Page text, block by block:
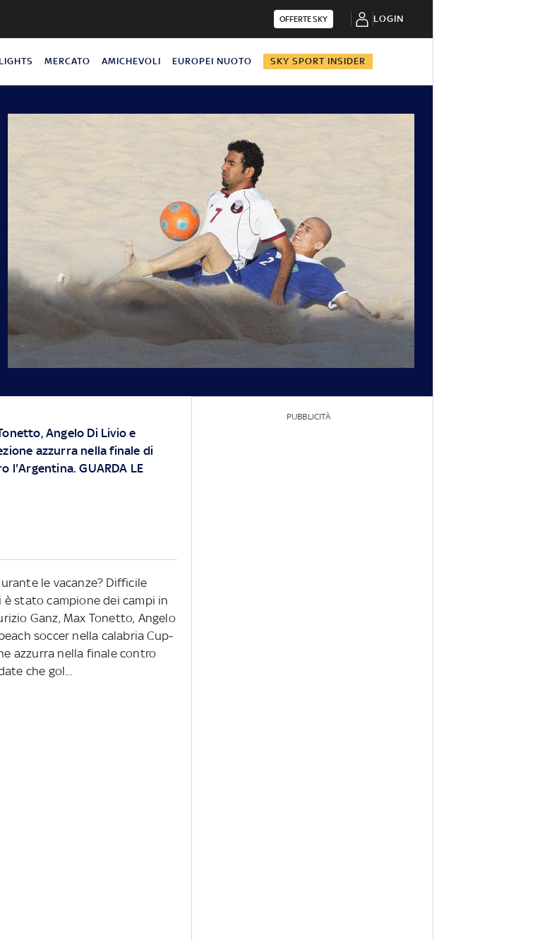
OFFERTE SKY LOGIN
MERCATO AMICHEVOLI EUROPEI NUOTO SKY SPORT INSIDER
Angelo Di Livio e
azzurra nella finale di
l'Argentina. GUARDA LE
le vacanze? Difficile
stato campione dei campi in
Ganz, Max Tonetto, Angelo
soccer nella calabria Cup-
azzurra nella finale contro
che gol...
PUBBLICITÀ